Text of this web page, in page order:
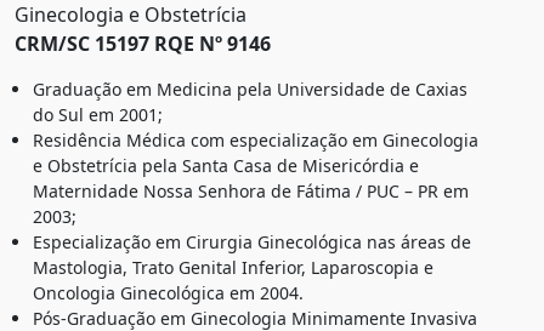
Ginecologia e Obstetrícia
CRM/SC 15197 RQE Nº 9146
Graduação em Medicina pela Universidade de Caxias
do Sul em 2001;
Residência Médica com especialização em Ginecologia
e Obstetrícia pela Santa Casa de Misericórdia e
Maternidade Nossa Senhora de Fátima / PUC – PR em
2003;
Especialização em Cirurgia Ginecológica nas áreas de
Mastologia, Trato Genital Inferior, Laparoscopia e
Oncologia Ginecológica em 2004.
Pós-Graduação em Ginecologia Minimamente Invasiva